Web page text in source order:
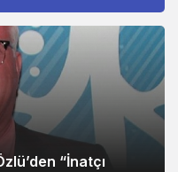
Kadrosu!
“İnatçı